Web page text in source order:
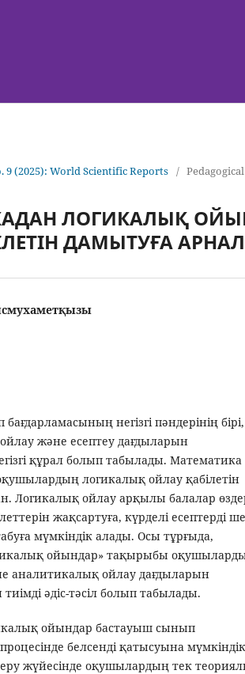
9 (2025): World Scientific Reports /
ЛОГИКАЛЫҚ
ДАМЫТУҒА
негізгі пәндерінің бірі,
және есептеу дағдыларын
құрал болып табылады. Математика
логикалық ойлау қабілетін
Логикалық ойлау арқылы балалар
жақсартуға, күрделі есептерді
мүмкіндік алады. Осы тұрғыда,
ойындар» тақырыбы
ойлау дағдыларын
тиімді әдіс-тәсіл болып табылады.
ойындар бастауыш сынып
белсенді қатысуына мүмкіндік
беру жүйесінде оқушылардың тек